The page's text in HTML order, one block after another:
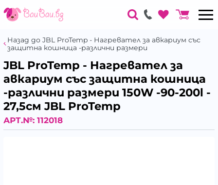
Назад до JBL ProTemp - Нагревател за авкариум със
защитна кошница -различни размери
JBL ProTemp - Нагревател за
авкариум със защитна кошница
-различни размери 150W -90-200l -
27,5см JBL ProTemp
АРТ.№: 112018